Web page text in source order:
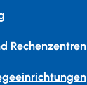
Rechenzentren